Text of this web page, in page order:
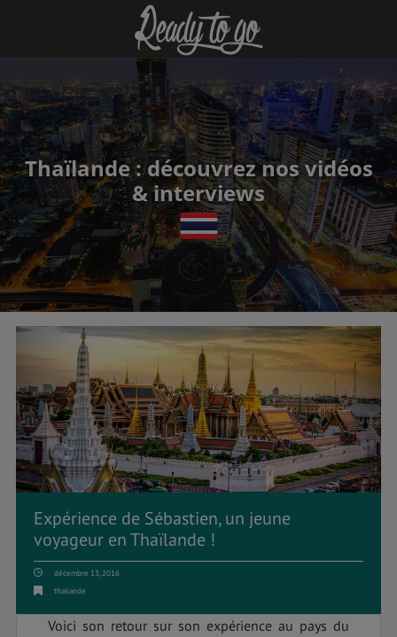
Thaïlande : découvrez nos vidéos
& interviews
Expérience de Sébastien, un jeune
voyageur en Thaïlande !
décembre 13, 2016
thailande
Voici son retour sur son expérience au pays du